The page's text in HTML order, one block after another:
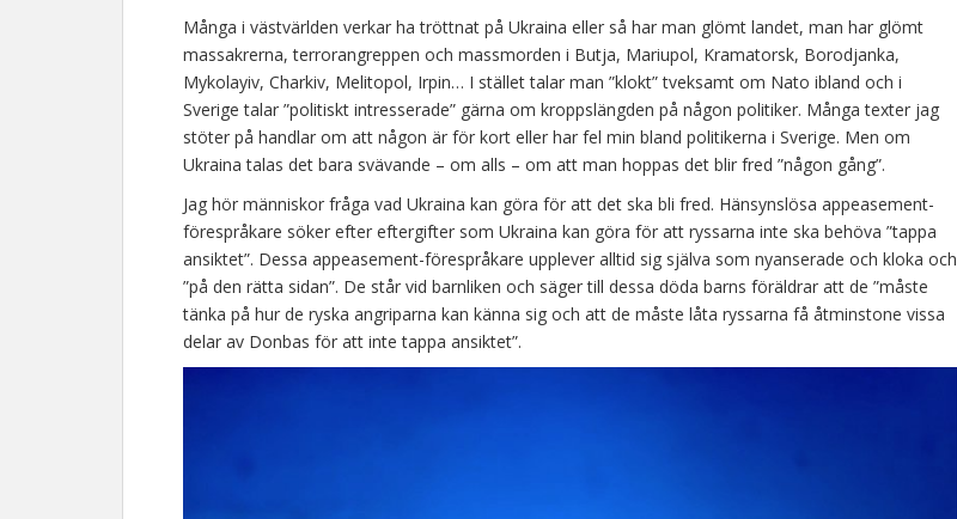
Många i västvärlden verkar ha tröttnat på Ukraina eller så har man glömt landet, man har glömt
massakrerna, terrorangreppen och massmorden i Butja, Mariupol, Kramatorsk, Borodjanka,
Mykolayiv, Charkiv, Melitopol, Irpin… I stället talar man ”klokt” tveksamt om Nato ibland och i
Sverige talar ”politiskt intresserade” gärna om kroppslängden på någon politiker. Många texter jag
stöter på handlar om att någon är för kort eller har fel min bland politikerna i Sverige. Men om
Ukraina talas det bara svävande – om alls – om att man hoppas det blir fred ”någon gång”.
Jag hör människor fråga vad Ukraina kan göra för att det ska bli fred. Hänsynslösa appeasement-
förespråkare söker efter eftergifter som Ukraina kan göra för att ryssarna inte ska behöva ”tappa
ansiktet”. Dessa appeasement-förespråkare upplever alltid sig själva som nyanserade och kloka och
”på den rätta sidan”. De står vid barnliken och säger till dessa döda barns föräldrar att de ”måste
tänka på hur de ryska angriparna kan känna sig och att de måste låta ryssarna få åtminstone vissa
delar av Donbas för att inte tappa ansiktet”.